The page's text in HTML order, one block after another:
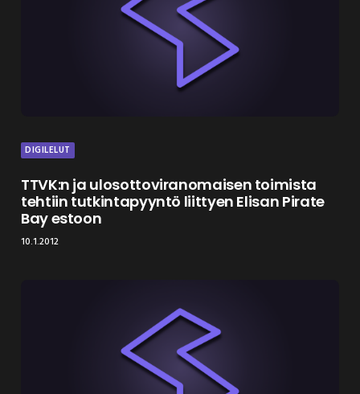
DIGILELUT
TTVK:n ja ulosottoviranomaisen toimista
tehtiin tutkintapyyntö liittyen Elisan Pirate
Bay estoon
10.1.2012